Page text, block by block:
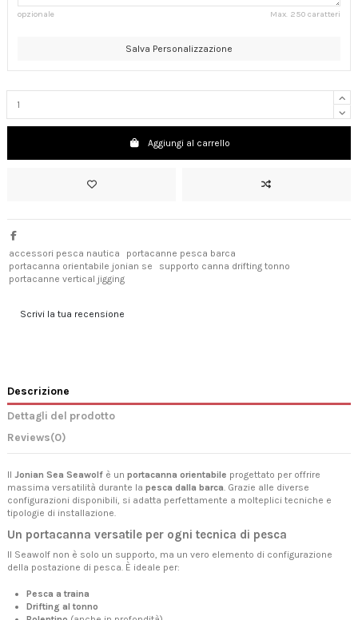
opzionale Max. 250 caratteri
Salva Personalizzazione
Aggiungi al carrello
accessori pesca nautica
portacanne pesca barca
portacanna orientabile jonian se
supporto canna drifting tonno
portacanne vertical jigging
Scrivi la tua recensione
Descrizione
Dettagli del prodotto
Reviews(0)
Il Jonian Sea Seawolf è un portacanna orientabile progettato per offrire
massima versatilità durante la pesca dalla barca. Grazie alle diverse
configurazioni disponibili, si adatta perfettamente a molteplici tecniche e
tipologie di installazione.
Un portacanna versatile per ogni tecnica di pesca
Il Seawolf non è solo un supporto, ma un vero elemento di configurazione
della postazione di pesca. È ideale per:
Pesca a traina
Drifting al tonno